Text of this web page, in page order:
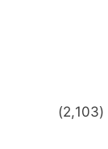
(2,103)